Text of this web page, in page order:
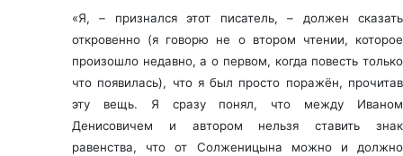
«Я, – признался этот писатель, – должен сказать
откровенно (я говорю не о втором чтении, которое
произошло недавно, а о первом, когда повесть только
что появилась), что я был просто поражён, прочитав
эту вещь. Я сразу понял, что между Иваном
Денисовичем и автором нельзя ставить знак
равенства, что от Солженицына можно и должно